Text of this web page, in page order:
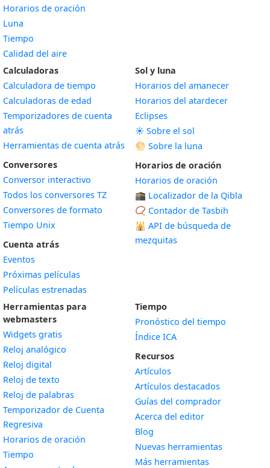
Horarios de oración
Luna
Tiempo
Calidad del aire
Calculadoras
Calculadora de tiempo
Calculadoras de edad
Temporizadores de cuenta
atrás
Herramientas de cuenta atrás
Conversores
Conversor interactivo
Todos los conversores TZ
Conversores de formato
Tiempo Unix
Cuenta atrás
Eventos
Próximas películas
Películas estrenadas
Sol y luna
Horarios del amanecer
Horarios del atardecer
Eclipses
☀️ Sobre el sol
🌕 Sobre la luna
Horarios de oración
Horarios de oración
🕋 Localizador de la Qibla
📿 Contador de Tasbih
🕌 API de búsqueda de
mezquitas
Herramientas para
webmasters
Widgets gratis
Reloj analógico
Reloj digital
Reloj de texto
Reloj de palabras
Temporizador de Cuenta
Regresiva
Horarios de oración
Tiempo
Tiempo
Pronóstico del tiempo
Índice ICA
Recursos
Artículos
Artículos destacados
Guías del comprador
Acerca del editor
Blog
Nuevas herramientas
Más herramientas